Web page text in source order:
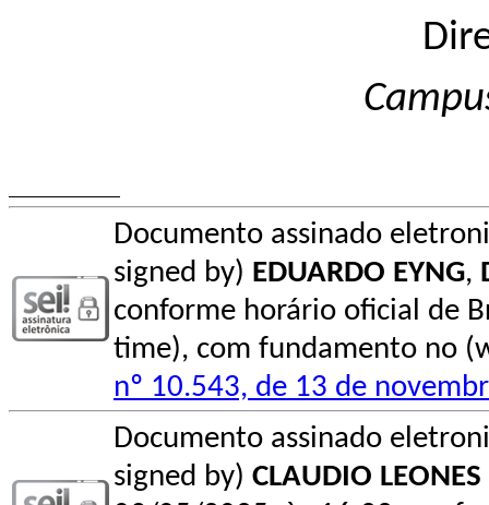
Documento assinado
signed by) EDUARDO EYNG,
conforme horário oficial de
time), com fundamento no
nº 10.543, de 13 de
Documento assinado
signed by) CLAUDIO